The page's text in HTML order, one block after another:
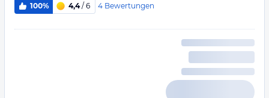
100% 4,4/ 6 4 Bewertungen